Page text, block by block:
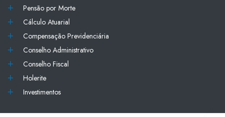
Pensão por Morte
Cálculo Atuarial
Compensação Previdenciária
Conselho Administrativo
Conselho Fiscal
Holerite
Investimentos